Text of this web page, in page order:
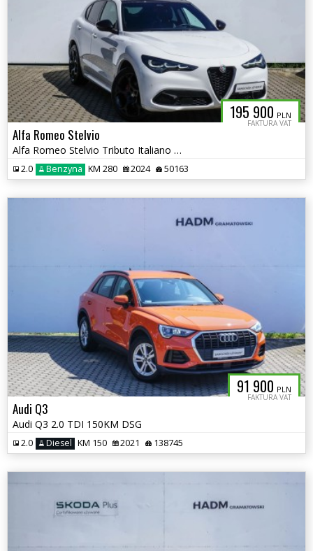
195 900 PLN
FAKTURA VAT
Alfa Romeo Stelvio
Alfa Romeo Stelvio Tributo Italiano Q4 2.0 280KM
2.0 Benzyna KM 280 2024 50163
91 900 PLN
FAKTURA VAT
Audi Q3
Audi Q3 2.0 TDI 150KM DSG
2.0 Diesel KM 150 2021 138745